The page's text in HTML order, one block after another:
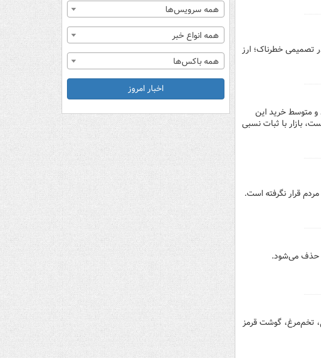
تصمیمی خطرناک؛ ارز
اقشار کم‌درآمد و متوسط خرید این
بازار با ثبات نسبی
قرار نگرفته است.
کشاورزی از تعیین نرخ درب مرغداری و دامداری ۴ قلم مرغ، تخم‌مرغ، گوشت قرمز
همه سرویس‌ها
همه انواع خبر
همه باکس‌ها
اخبار امروز